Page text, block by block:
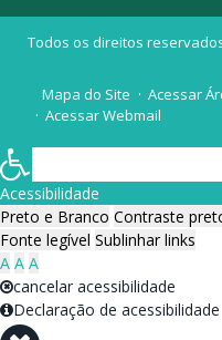
Todos os direitos
Mapa do Site
Acessar
Acessar Webmail
Acessibilidade
Preto e Branco Contraste
Fonte legível Sublinhar links
A A A
cancelar acessibilidade
Declaração de acessibilidade